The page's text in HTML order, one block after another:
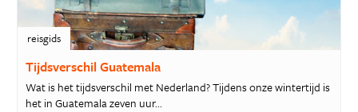
reisgids
Tijdsverschil Guatemala
Wat is het tijdsverschil met Nederland? Tijdens onze wintertijd is
het in Guatemala zeven uur...